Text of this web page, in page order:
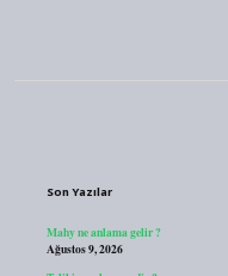
Son Yazılar
Mahy ne anlama gelir ?
Ağustos 9, 2026